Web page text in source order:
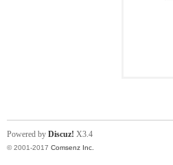
Powered by Discuz! X3.4
© 2001-2017 Comsenz Inc.